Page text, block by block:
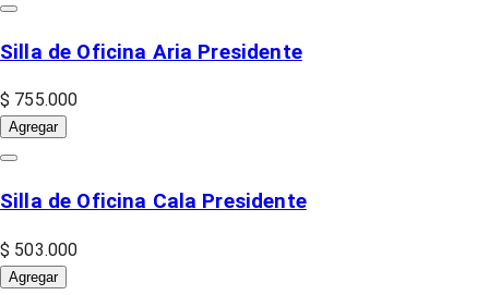
Silla de Oficina Aria Presidente
$ 755.000
Agregar
Silla de Oficina Cala Presidente
$ 503.000
Agregar